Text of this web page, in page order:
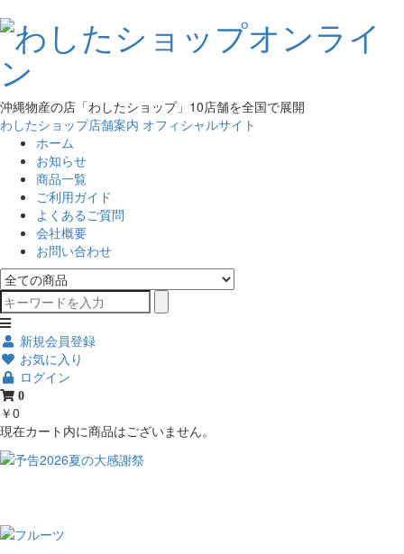
沖縄物産の店「わしたショップ」10店舗を全国で展開
わしたショップ店舗案内 オフィシャルサイト
ホーム
お知らせ
商品一覧
ご利用ガイド
よくあるご質問
会社概要
お問い合わせ
新規会員登録
お気に入り
ログイン
0
￥0
現在カート内に商品はございません。